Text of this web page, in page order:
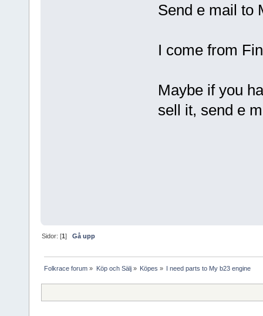
Send e mail to
I come from
Maybe if you
sell it, send e
Sidor: [1]Gå upp
Folkrace forum » Köp och Sälj» Köpes » I need parts to My b23 engine